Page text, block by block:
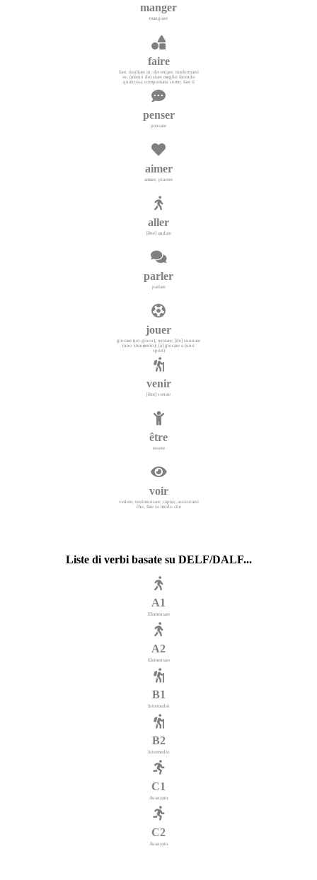
manger
mangiare
faire
fare; risultare in; diventare, trasformarsi
in; (mieux de) stare meglio facendo
qualcosa; comportarsi come, fare il
penser
pensare
aimer
amare, piacere
aller
[être] andare
parler
parlare
jouer
giocare (un gioco); recitare; [de] suonare
(uno strumento); [à] giocare a (uno
sport)
venir
[être] venire
être
essere
voir
vedere; testimoniare; capire; assicurarsi
che, fare in modo che
Liste di verbi basate su DELF/DALF...
A1
Elementare
A2
Elementare
B1
Intermedio
B2
Intermedio
C1
Avanzato
C2
Avanzato